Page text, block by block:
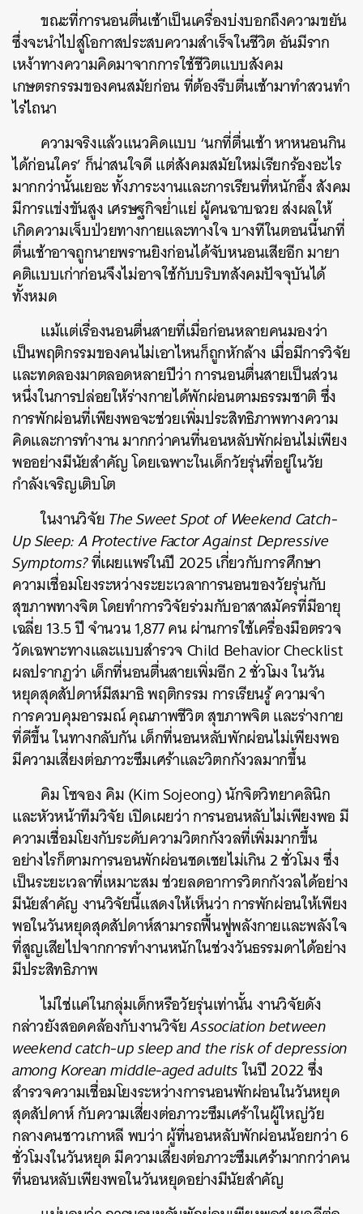
ขณะที่การนอนตื่นเช้าเป็นเครื่องบ่งบอกถึงความขยัน
ซึ่งจะนำไปสู่โอกาสประสบความสำเร็จในชีวิต อันมีราก
เหง้าทางความคิดมาจากการใช้ชีวิตแบบสังคม
เกษตรกรรมของคนสมัยก่อน ที่ต้องรีบตื่นเช้ามาทำสวนทำ
ไร่ไถนา
ความจริงแล้วแนวคิดแบบ ‘นกที่ตื่นเช้า หาหนอนกิน
ได้ก่อนใคร’ ก็น่าสนใจดี แต่สังคมสมัยใหม่เรียกร้องอะไร
มากกว่านั้นเยอะ ทั้งภาระงานและการเรียนที่หนักอึ้ง สังคม
มีการแข่งขันสูง เศรษฐกิจย่ำแย่ ผู้คนฉาบฉวย ส่งผลให้
เกิดความเจ็บป่วยทางกายและทางใจ บางทีในตอนนี้นกที่
ตื่นเช้าอาจถูกนายพรานยิงก่อนได้จับหนอนเสียอีก มายา
คติแบบเก่าก่อนจึงไม่อาจใช้กับบริบทสังคมปัจจุบันได้
ทั้งหมด
แม้แต่เรื่องนอนตื่นสายที่เมื่อก่อนหลายคนมองว่า
เป็นพฤติกรรมของคนไม่เอาไหนก็ถูกหักล้าง เมื่อมีการวิจัย
และทดลองมาตลอดหลายปีว่า การนอนตื่นสายเป็นส่วน
หนึ่งในการปล่อยให้ร่างกายได้พักผ่อนตามธรรมชาติ ซึ่ง
การพักผ่อนที่เพียงพอจะช่วยเพิ่มประสิทธิภาพทางความ
คิดและการทำงาน มากกว่าคนที่นอนหลับพักผ่อนไม่เพียง
พออย่างมีนัยสำคัญ โดยเฉพาะในเด็กวัยรุ่นที่อยู่ในวัย
กำลังเจริญเติบโต
ในงานวิจัยThe Sweet Spot of Weekend Catch-
Up Sleep: A Protective Factor Against Depressive
Symptoms?ที่เผยแพร่ในปี 2025 เกี่ยวกับการศึกษา
ความเชื่อมโยงระหว่างระยะเวลาการนอนของวัยรุ่นกับ
สุขภาพทางจิต โดยทำการวิจัยร่วมกับอาสาสมัครที่มีอายุ
เฉลี่ย 13.5 ปี จำนวน 1,877 คน ผ่านการใช้เครื่องมือตรวจ
วัดเฉพาะทางและแบบสำรวจChild Behavior Checklist
ผลปรากฏว่า เด็กที่นอนตื่นสายเพิ่มอีก 2 ชั่วโมง ในวัน
หยุดสุดสัปดาห์มีสมาธิ พฤติกรรม การเรียนรู้ ความจำ
การควบคุมอารมณ์ คุณภาพชีวิต สุขภาพจิต และร่างกาย
ที่ดีขึ้น ในทางกลับกัน เด็กที่นอนหลับพักผ่อนไม่เพียงพอ
มีความเสี่ยงต่อภาวะซึมเศร้าและวิตกกังวลมากขึ้น
คิม โซจอง คิม (Kim Sojeong) นักจิตวิทยาคลินิก
และหัวหน้าทีมวิจัย เปิดเผยว่า การนอนหลับไม่เพียงพอ มี
ความเชื่อมโยงกับระดับความวิตกกังวลที่เพิ่มมากขึ้น
อย่างไรก็ตามการนอนพักผ่อนชดเชยไม่เกิน 2 ชั่วโมง ซึ่ง
เป็นระยะเวลาที่เหมาะสม ช่วยลดอาการวิตกกังวลได้อย่าง
มีนัยสำคัญ งานวิจัยนี้แสดงให้เห็นว่า การพักผ่อนให้เพียง
พอในวันหยุดสุดสัปดาห์สามารถฟื้นฟูพลังกายและพลังใจ
ที่สูญเสียไปจากการทำงานหนักในช่วงวันธรรมดาได้อย่าง
มีประสิทธิภาพ
ไม่ใช่แค่ในกลุ่มเด็กหรือวัยรุ่นเท่านั้น งานวิจัยดัง
กล่าวยังสอดคล้องกับงานวิจัยAssociation between
weekend catch-up sleep and the risk of depression
among Korean middle-aged adultsในปี 2022 ซึ่ง
สำรวจความเชื่อมโยงระหว่างการนอนพักผ่อนในวันหยุด
สุดสัปดาห์ กับความเสี่ยงต่อภาวะซึมเศร้าในผู้ใหญ่วัย
กลางคนชาวเกาหลี พบว่า ผู้ที่นอนหลับพักผ่อนน้อยกว่า 6
ชั่วโมงในวันหยุด มีความเสี่ยงต่อภาวะซึมเศร้ามากกว่าคน
ที่นอนหลับเพียงพอในวันหยุดอย่างมีนัยสำคัญ